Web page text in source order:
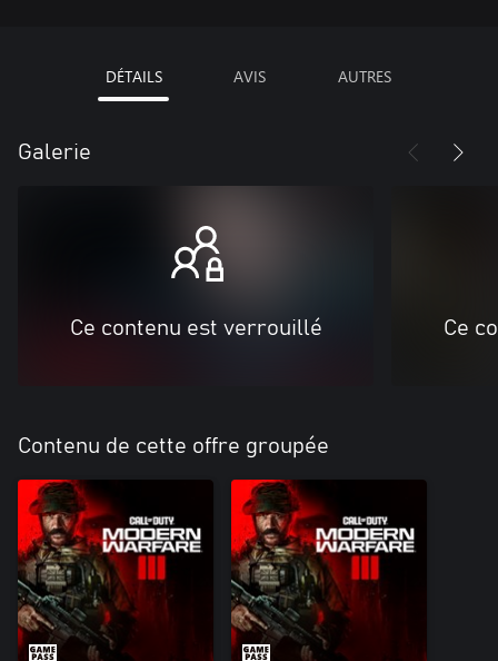
DÉTAILS AVIS AUTRES
Galerie
Ce contenu est verrouillé Ce
Contenu de cette offre groupée